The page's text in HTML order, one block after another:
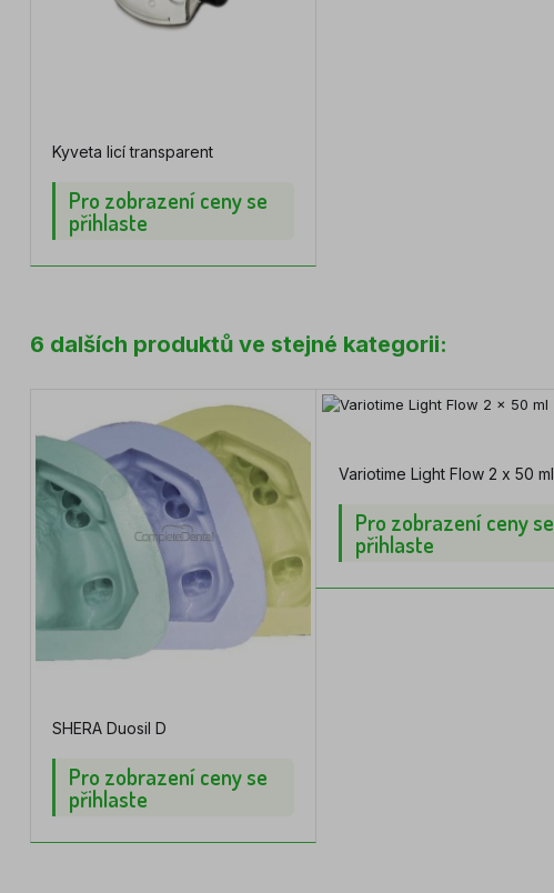
Kyveta licí transparent
Pro zobrazení ceny se
přihlaste
6 dalších produktů ve stejné kategorii:
SHERA Duosil D
Pro zobrazení ceny se
přihlaste
Variotime Light Flow 2 x 50 ml
Pro zobrazení ceny se
přihlaste